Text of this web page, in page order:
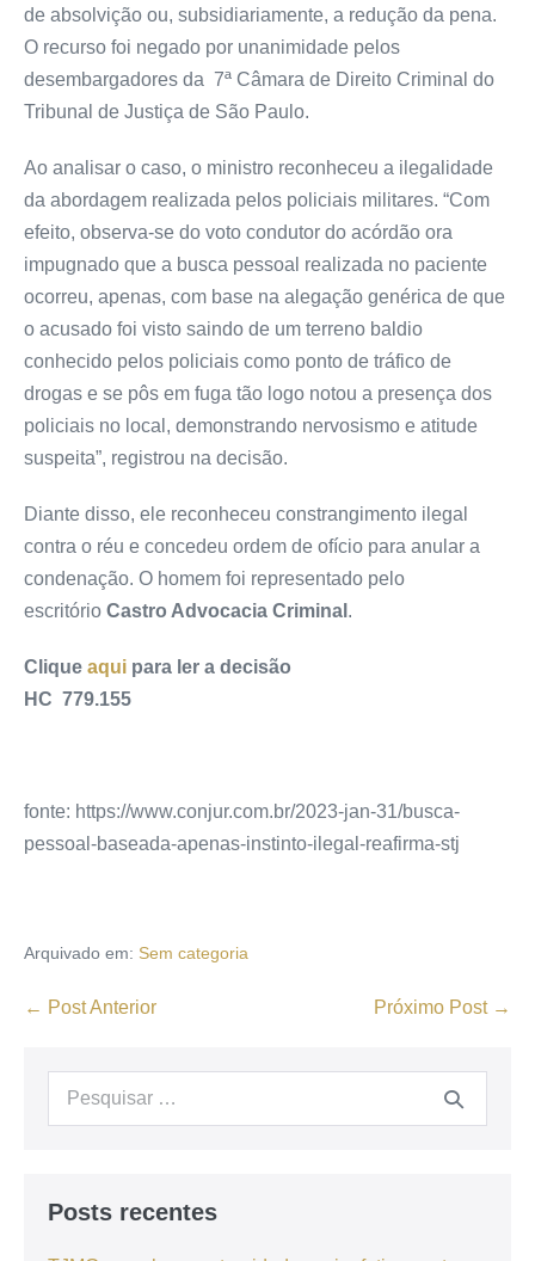
de absolvição ou, subsidiariamente, a redução da pena.
O recurso foi negado por unanimidade pelos
desembargadores da 7ª Câmara de Direito Criminal do
Tribunal de Justiça de São Paulo.
Ao analisar o caso, o ministro reconheceu a ilegalidade
da abordagem realizada pelos policiais militares. “Com
efeito, observa-se do voto condutor do acórdão ora
impugnado que a busca pessoal realizada no paciente
ocorreu, apenas, com base na alegação genérica de que
o acusado foi visto saindo de um terreno baldio
conhecido pelos policiais como ponto de tráfico de
drogas e se pôs em fuga tão logo notou a presença dos
policiais no local, demonstrando nervosismo e atitude
suspeita”, registrou na decisão.
Diante disso, ele reconheceu constrangimento ilegal
contra o réu e concedeu ordem de ofício para anular a
condenação. O homem foi representado pelo
escritório Castro Advocacia Criminal .
Clique aqui para ler a decisão
HC 779.155
fonte: https://www.conjur.com.br/2023-jan-31/busca-
pessoal-baseada-apenas-instinto-ilegal-reafirma-stj
Arquivado em: Sem categoria
← Post Anterior Próximo Post →
Posts recentes